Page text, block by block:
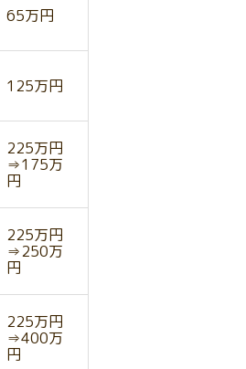
65万円
125万円
225万円
⇒175万
円
225万円
⇒250万
円
225万円
⇒400万
円